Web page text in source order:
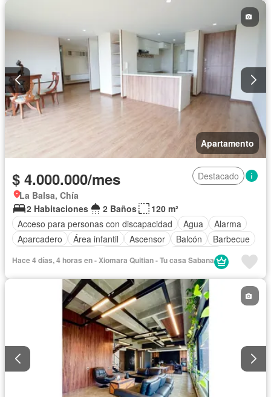
Apartamento
$ 4.000.000/mes
Destacado
La Balsa, Chía
2 Habitaciones
2 Baños
120 m²
Acceso para personas con discapacidad
Agua
Alarma
Aparcadero
Área infantil Ascensor Balcón
Barbecue
Gas natural
Seguridad privada
Terraza
Vista panorámica
Permite mascotas
Permite niños Solo familias
Hace 4 días, 4 horas en - Xiomara Quitian - Tu casa Sabana